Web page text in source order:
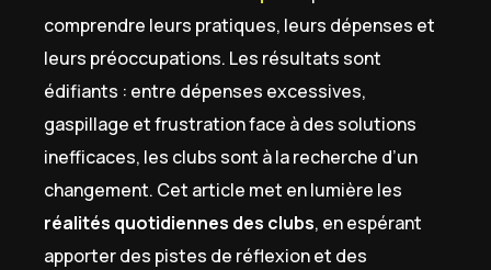
comprendre leurs pratiques, leurs dépenses et
leurs préoccupations. Les résultats sont
édifiants : entre dépenses excessives,
gaspillage et frustration face à des solutions
inefficaces, les clubs sont à la recherche d’un
changement. Cet article met en lumière les
réalités quotidiennes des clubs, en espérant
apporter des pistes de réflexion et des